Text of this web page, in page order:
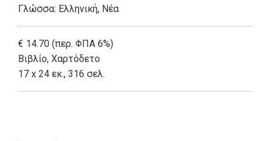
Γλώσσα: Ελληνική, Νέα
€ 14.70 (περ. ΦΠΑ 6%)
Βιβλίο, Χαρτόδετο
17 x 24 εκ., 316 σελ.